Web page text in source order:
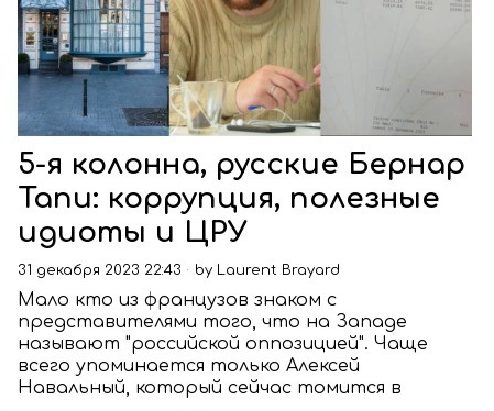
5-я колонна, русские Бернар
Тапи: коррупция, полезные
идиоты и ЦРУ
31 декабря 2023 22:43 by Laurent Brayard
Мало кто из французов знаком с
представителями того, что на Западе
называют "российской оппозицией". Чаще
всего упоминается только Алексей
Навальный, который сейчас томится в